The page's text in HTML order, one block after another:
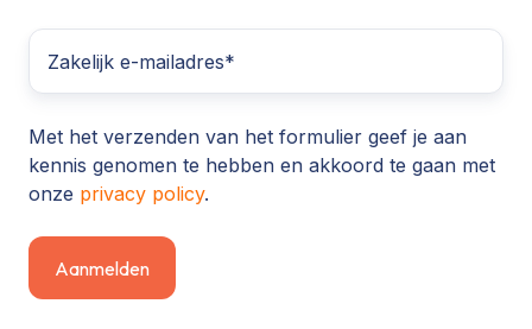
Met het verzenden van het formulier geef je aan
kennis genomen te hebben en akkoord te gaan met
onze privacy policy.